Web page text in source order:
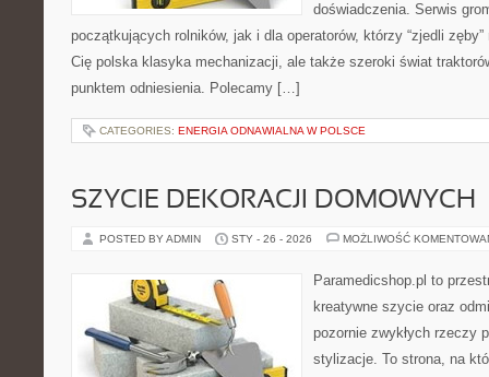
doświadczenia. Serwis
początkujących rolników, jak i dla operatorów, którzy “zjedli
Cię polska klasyka mechanizacji, ale także szeroki świat
punktem odniesienia. Polecamy […]
CATEGORIES: ENERGIA ODNAWIALNA W POLSCE
SZYCIE DEKORACJI DOMOWYCH
POSTED BY ADMIN STY - 26 - 2026 MOŻLIWOŚĆ
Paramedicshop.pl to
kreatywne szycie oraz
pozornie zwykłych rzeczy
stylizacje. To strona, na